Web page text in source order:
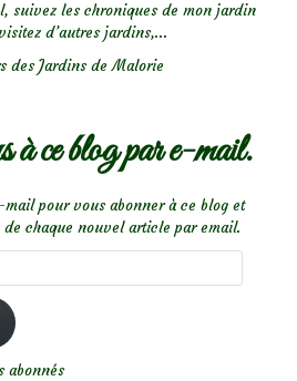
suivez les chroniques de mon jardin
d’autres jardins,...
des Jardins de Malorie
ce blog par e-mail.
mail pour vous abonner à ce blog et
chaque nouvel article par email.
abonnés